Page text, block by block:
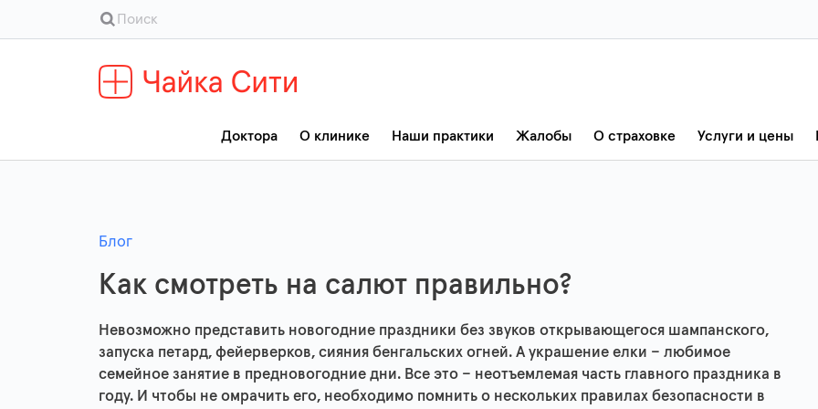
Доктора О клинике Наши практики Жалобы О страховке Услуги и цены
Блог
Как смотреть на салют правильно?
Невозможно представить новогодние праздники без звуков открывающегося шампанского,
запуска петард, фейерверков, сияния бенгальских огней. А украшение елки – любимое
семейное занятие в предновогодние дни. Все это – неотъемлемая часть главного праздника в
году. И чтобы не омрачить его, необходимо помнить о нескольких правилах безопасности в